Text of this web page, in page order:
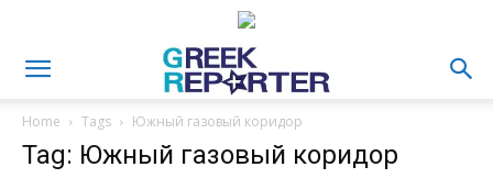
Home Tags Южный газовый коридор
Tag: Южный газовый коридор